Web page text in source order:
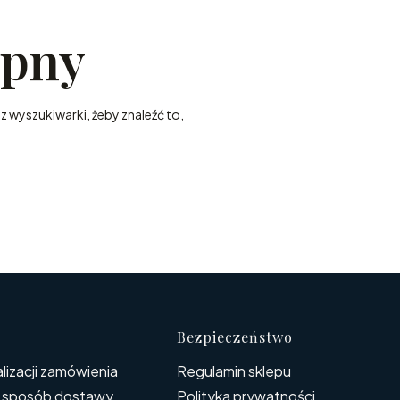
żeby znaleźć to,
zamówienia
sposób dostawy
Bezpieczeństwo
Regulamin sklepu
Polityka prywatności